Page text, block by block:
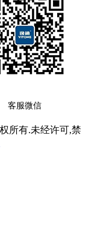
客服微信
所有.未经许可,禁